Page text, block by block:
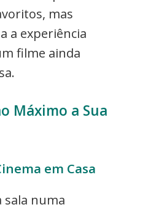
mas
a experiência
filme ainda
Máximo a Sua
em Casa
numa